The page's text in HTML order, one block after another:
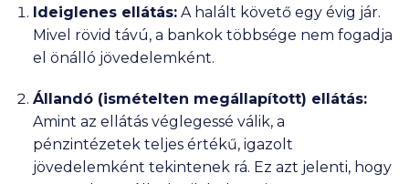
Ideiglenes ellátás: A halált követő egy évig jár.
Mivel rövid távú, a bankok többsége nem fogadja
el önálló jövedelemként.
Állandó (ismételten megállapított) ellátás:
Amint az ellátás véglegessé válik, a
pénzintézetek teljes értékű, igazolt
jövedelemként tekintenek rá. Ez azt jelenti, hogy